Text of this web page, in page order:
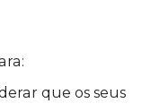
que os seus